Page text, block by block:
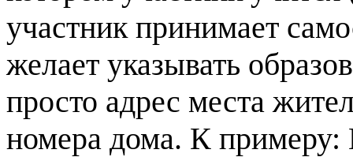
участник принимает
желает указывать
просто адрес места
номера дома. К примеру: